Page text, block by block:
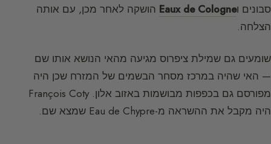
סבונים וEaux de Cologne הושקה לאחר מכן, עם אותה
הצלחה.
שומעים גם שמילת ציפרוס מגיעה מהאי הנושא אותו שם
— האי שהיה במרכז מסחר הבשמים של המזרח שכן היה
מפורסם גם בכפפות מבושמות באזוב אלון. François Coty
היה מקבל את ההשראה מ-Eau de Chypre שמצא שם.